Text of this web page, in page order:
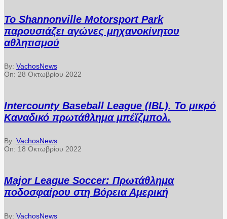
Το Shannonville Motorsport Park
παρουσιάζει αγώνες μηχανοκίνητου
αθλητισμού
By: VachosNews
On: 28 Οκτωβρίου 2022
Intercounty Baseball League (IBL). Το μικρό
Καναδικό πρωτάθλημα μπέϊζμπολ.
By: VachosNews
On: 18 Οκτωβρίου 2022
Major League Soccer: Πρωτάθλημα
ποδοσφαίρου στη Βόρεια Αμερική
By: VachosNews